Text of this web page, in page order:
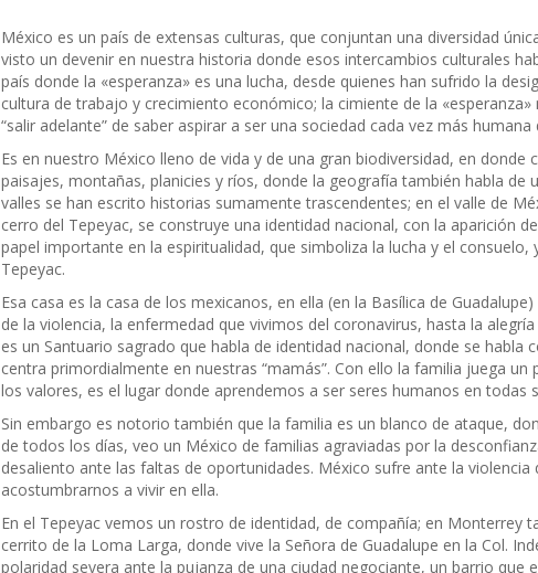
México es un país de extensas culturas, que conjuntan una diversidad
visto un devenir en nuestra historia donde esos intercambios culturales
país donde la «esperanza» es una lucha, desde quienes han sufrido la
cultura de trabajo y crecimiento económico; la cimiente de la
“salir adelante” de saber aspirar a ser una sociedad cada vez más
Es en nuestro México lleno de vida y de una gran biodiversidad, en
paisajes, montañas, planicies y ríos, donde la geografía también habla de
valles se han escrito historias sumamente trascendentes; en el valle de
cerro del Tepeyac, se construye una identidad nacional, con la aparición
papel importante en la espiritualidad, que simboliza la lucha y el
Tepeyac.
Esa casa es la casa de los mexicanos, en ella (en la Basílica de
de la violencia, la enfermedad que vivimos del coronavirus, hasta la
es un Santuario sagrado que habla de identidad nacional, donde se habla
centra primordialmente en nuestras “mamás”. Con ello la familia juega
los valores, es el lugar donde aprendemos a ser seres humanos en todas
Sin embargo es notorio también que la familia es un blanco de ataque,
de todos los días, veo un México de familias agraviadas por la
desaliento ante las faltas de oportunidades. México sufre ante la
acostumbrarnos a vivir en ella.
En el Tepeyac vemos un rostro de identidad, de compañía; en Monterrey
cerrito de la Loma Larga, donde vive la Señora de Guadalupe en la Col.
polaridad severa ante la pujanza de una ciudad negociante, un barrio que